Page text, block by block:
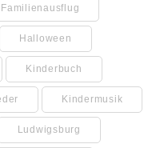
Familienausflug
Halloween
Kinderbuch
Kindermusik
Ludwigsburg